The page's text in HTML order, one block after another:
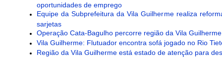
oportunidades de emprego
Equipe da Subprefeitura da Vila Guilherme realiza
sarjetas
Operação Cata-Bagulho percorre região da Vila Guilherme
Vila Guilherme: Flutuador encontra sofá jogado no Rio
Região da Vila Guilherme está estado de atenção para